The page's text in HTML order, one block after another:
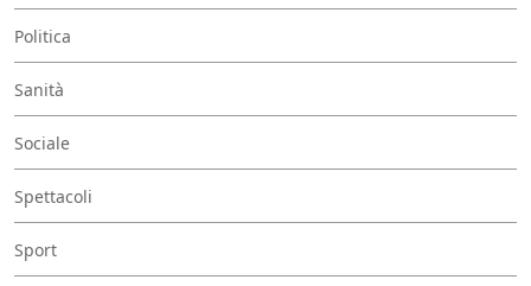
Politica
Sanità
Sociale
Spettacoli
Sport